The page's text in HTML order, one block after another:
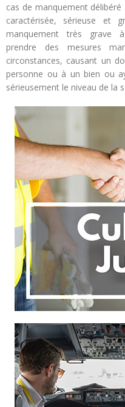
cas de manquement
caractérisée, sérieuse et
manquement très grave
prendre des mesures
circonstances, causant un
personne ou à un bien ou
sérieusement le niveau de la